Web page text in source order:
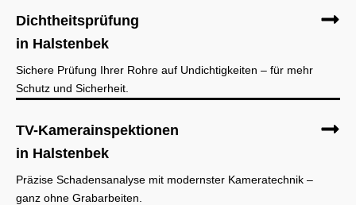
Dichtheitsprüfung
in Halstenbek
Sichere Prüfung Ihrer Rohre auf Undichtigkeiten – für mehr
Schutz und Sicherheit.
TV-Kamerainspektionen
in Halstenbek
Präzise Schadensanalyse mit modernster Kameratechnik –
ganz ohne Grabarbeiten.